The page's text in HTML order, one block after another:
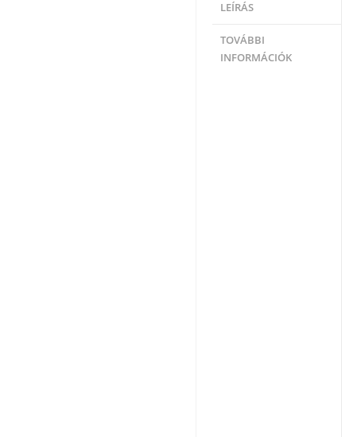
LEÍRÁS
TOVÁBBI
INFORMÁCIÓK